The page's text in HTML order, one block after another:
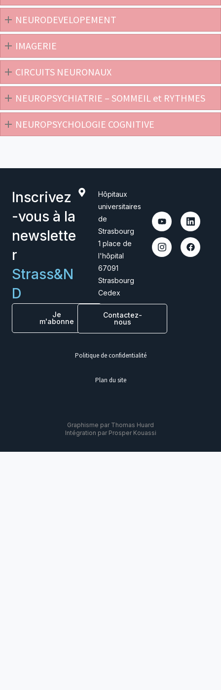
NEURODEVELOPEMENT
IMAGERIE
CIRCUITS NEURONAUX
NEUROPSYCHIATRIE – SOMMEIL et RYTHMES
NEUROPSYCHOLOGIE COGNITIVE
Inscrivez
-vous à la
newslette
r
Strass&N
D
Je
m'abonne
Hôpitaux
universitaires
de
Strasbourg
1 place de
l'hôpital
67091
Strasbourg
Cedex
Contactez-
nous
Graphisme par Thomas Huard
Intégration par Prosper Kouassi
Politique de confidentialité
Plan du site